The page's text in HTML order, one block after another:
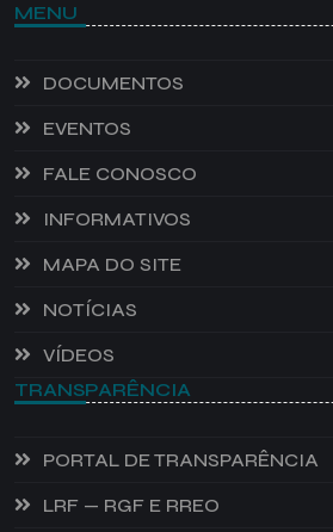
MENU
DOCUMENTOS
EVENTOS
FALE CONOSCO
INFORMATIVOS
MAPA DO SITE
NOTÍCIAS
VÍDEOS
TRANSPARÊNCIA
PORTAL DE TRANSPARÊNCIA
LRF — RGF E RREO